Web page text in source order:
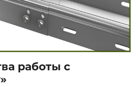
работы с